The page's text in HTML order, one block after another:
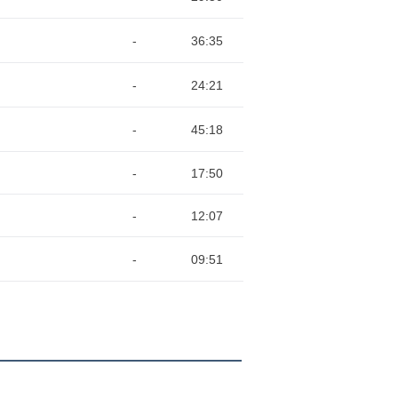
- 36:35
- 24:21
- 45:18
- 17:50
- 12:07
- 09:51